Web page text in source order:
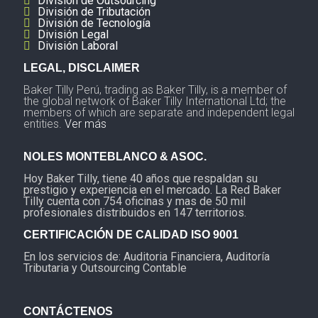
División de Tributación
División de Tecnología
División Legal
División Laboral
LEGAL, DISCLAIMER
Baker Tilly Perú, trading as Baker Tilly, is a member of
the global network of Baker Tilly International Ltd; the
members of which are separate and independent legal
entities. Ver más
NOLES MONTEBLANCO & ASOC.
Hoy Baker Tilly, tiene 40 años que respaldan su
prestigio y experiencia en el mercado. La Red Baker
Tilly cuenta con 754 oficinas y mas de 50 mil
profesionales distribuidos en 147 territorios.
CERTIFICACIÓN DE CALIDAD ISO 9001
En los servicios de: Auditoria Financiera, Auditoría
Tributaria y Outsourcing Contable
CONTÁCTENOS